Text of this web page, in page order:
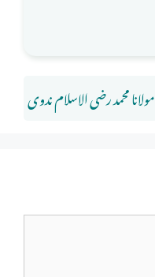
مولانا محمد رضی الاسلام ندوی